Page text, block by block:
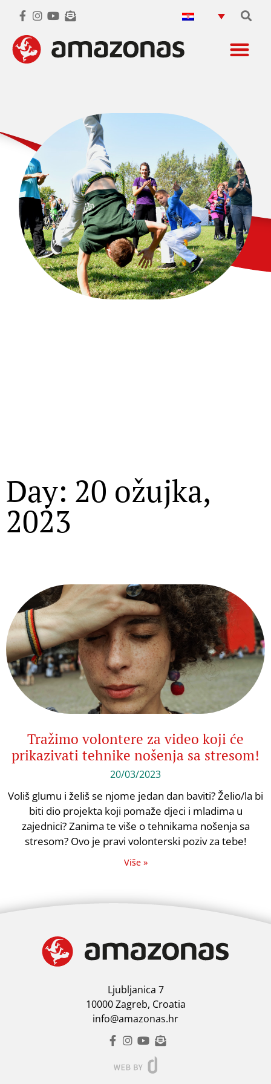
Day: 20 ožujka,
2023
Tražimo volontere za video koji će
prikazivati tehnike nošenja sa stresom!
20/03/2023
Voliš glumu i želiš se njome jedan dan baviti? Želio/la bi
biti dio projekta koji pomaže djeci i mladima u
zajednici? Zanima te više o tehnikama nošenja sa
stresom? Ovo je pravi volonterski poziv za tebe!
Više »
Ljubljanica 7
10000 Zagreb, Croatia
info@amazonas.hr